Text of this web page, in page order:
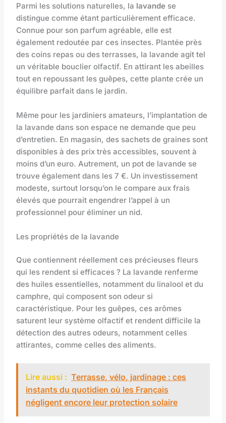
Parmi les solutions naturelles, la lavande se
distingue comme étant particulièrement efficace.
Connue pour son parfum agréable, elle est
également redoutée par ces insectes. Plantée près
des coins repas ou des terrasses, la lavande agit tel
un véritable bouclier olfactif. En attirant les abeilles
tout en repoussant les guêpes, cette plante crée un
équilibre parfait dans le jardin.
Même pour les jardiniers amateurs, l’implantation de
la lavande dans son espace ne demande que peu
d’entretien. En magasin, des sachets de graines sont
disponibles à des prix très accessibles, souvent à
moins d’un euro. Autrement, un pot de lavande se
trouve également dans les 7 €. Un investissement
modeste, surtout lorsqu’on le compare aux frais
élevés que pourrait engendrer l’appel à un
professionnel pour éliminer un nid.
Les propriétés de la lavande
Que contiennent réellement ces précieuses fleurs
qui les rendent si efficaces ? La lavande renferme
des huiles essentielles, notamment du linalool et du
camphre, qui composent son odeur si
caractéristique. Pour les guêpes, ces arômes
saturent leur système olfactif et rendent difficile la
détection des autres odeurs, notamment celles
attirantes, comme celles des aliments.
Lire aussi : Terrasse, vélo, jardinage : ces
instants du quotidien où les Français
négligent encore leur protection solaire